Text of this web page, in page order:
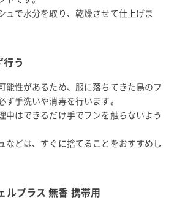
ュで水分を取り、乾燥させて仕上げま
う
能性があるため、服に落ちてきた鳥のフ
ず手洗いや消毒を行います。
中はできるだけ手でフンを触らないよう
などは、すぐに捨てることをおすすめし
ルプラス 無香 携帯用